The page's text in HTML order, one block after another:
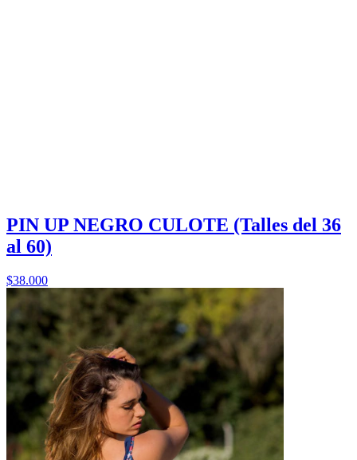
PIN UP NEGRO CULOTE (Talles del 36
al 60)
$38.000